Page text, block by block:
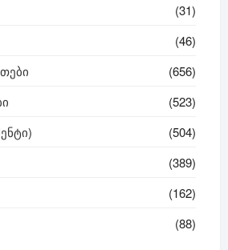
(31)
(46)
(656)
(523)
(504)
(389)
(162)
(88)